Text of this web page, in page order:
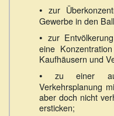
•zur
Gewerbe in den
• zur
eine
Kaufhäusern und
•zu einer
Verkehrsplanung
aber doch nicht
ersticken;